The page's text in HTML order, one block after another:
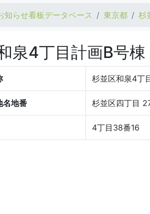
知らせ看板データベース 東京都 杉
泉4丁目計画B号
杉並区和泉4丁
名地番 杉並区四丁目
4丁目38番16